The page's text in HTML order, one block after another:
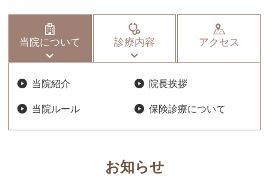
当院について 診療内容 アクセス
当院紹介 院長挨拶
当院ルール 保険診療について
お知らせ